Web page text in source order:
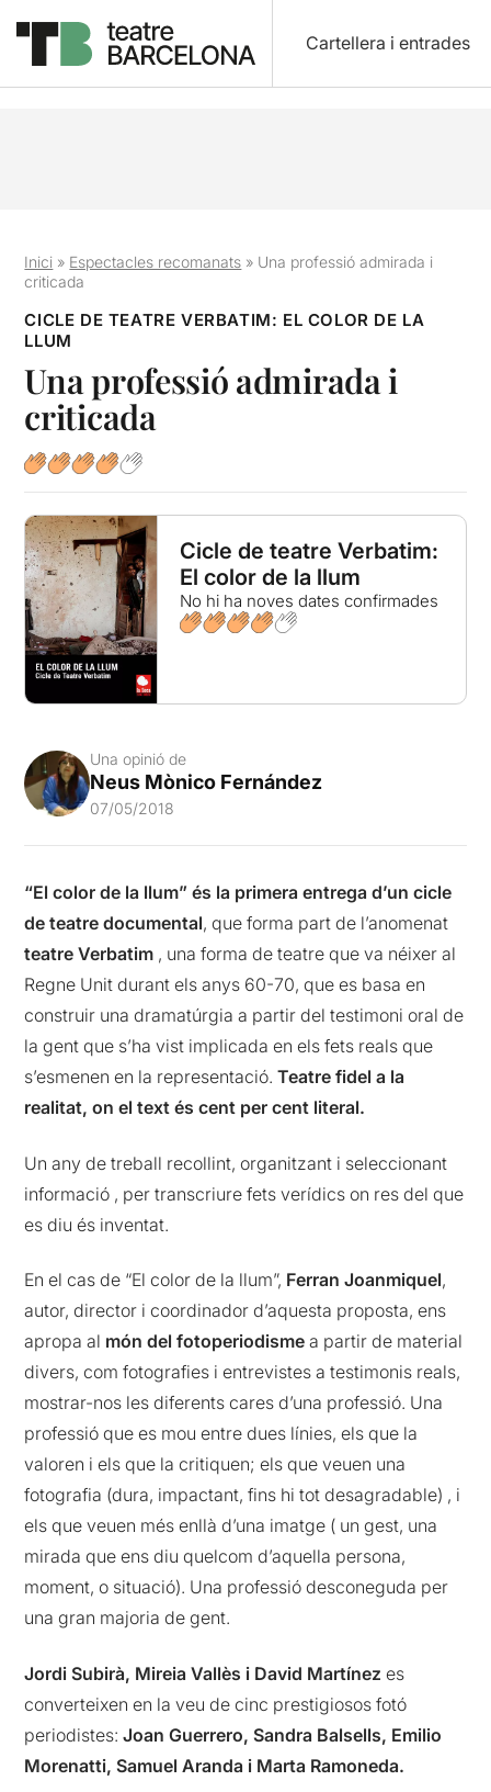
Cartellera i entrades
Inici » Espectacles recomanats » Una professió admirada i
criticada
CICLE DE TEATRE VERBATIM: EL COLOR DE LA
LLUM
Una professió admirada i
criticada
Cicle de teatre Verbatim:
El color de la llum
No hi ha noves dates confirmades
Una opinió de
Neus Mònico Fernández
07/05/2018
“El color de la llum” és la primera entrega d’un cicle
de teatre documental, que forma part de l’anomenat
teatre Verbatim , una forma de teatre que va néixer al
Regne Unit durant els anys 60-70, que es basa en
construir una dramatúrgia a partir del testimoni oral de
la gent que s’ha vist implicada en els fets reals que
s’esmenen en la representació.Teatre fidel a la
realitat, on el text és cent per cent literal.
Un any de treball recollint, organitzant i seleccionant
informació , per transcriure fets verídics on res del que
es diu és inventat.
En el cas de “El color de la llum”, Ferran Joanmiquel,
autor, director i coordinador d’aquesta proposta, ens
apropa al món del fotoperiodisme a partir de material
divers, com fotografies i entrevistes a testimonis reals,
mostrar-nos les diferents cares d’una professió. Una
professió que es mou entre dues línies, els que la
valoren i els que la critiquen; els que veuen una
fotografia (dura, impactant, fins hi tot desagradable) , i
els que veuen més enllà d’una imatge ( un gest, una
mirada que ens diu quelcom d’aquella persona,
moment, o situació). Una professió desconeguda per
una gran majoria de gent.
Jordi Subirà, Mireia Vallès i David Martínez es
converteixen en la veu de cinc prestigiosos fotó
periodistes:Joan Guerrero, Sandra Balsells, Emilio
Morenatti, Samuel Aranda i Marta Ramoneda.